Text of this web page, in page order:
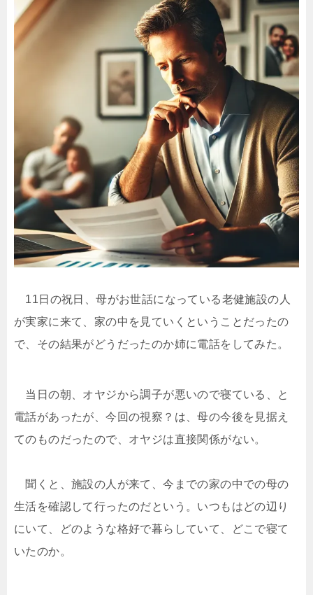
11日の祝日、母がお世話になっている老健施設の人
が実家に来て、家の中を見ていくということだったの
で、その結果がどうだったのか姉に電話をしてみた。
当日の朝、オヤジから調子が悪いので寝ている、と
電話があったが、今回の視察？は、母の今後を見据え
てのものだったので、オヤジは直接関係がない。
聞くと、施設の人が来て、今までの家の中での母の
生活を確認して行ったのだという。いつもはどの辺り
にいて、どのような格好で暮らしていて、どこで寝て
いたのか。